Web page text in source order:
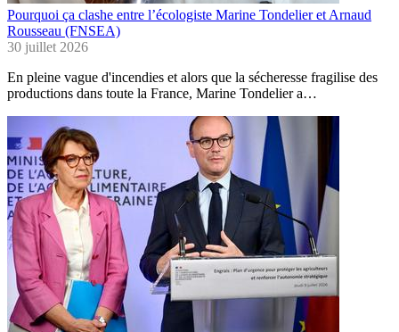
Pourquoi ça clashe entre l’écologiste Marine Tondelier et Arnaud
Rousseau (FNSEA)
30 juillet 2026
En pleine vague d'incendies et alors que la sécheresse fragilise des
productions dans toute la France, Marine Tondelier a…